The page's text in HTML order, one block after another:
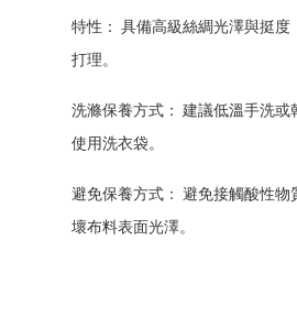
特性： 具備高級絲綢光澤與挺度
打理。
洗滌保養方式： 建議低溫手洗或
使用洗衣袋。
避免保養方式： 避免接觸酸性物
壞布料表面光澤。